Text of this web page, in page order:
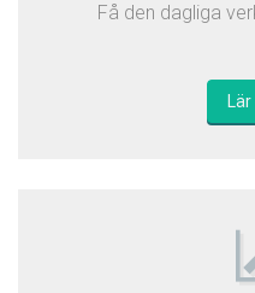
Få den dagliga